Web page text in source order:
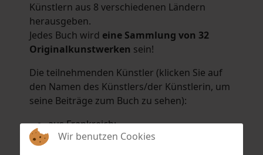
Künstlern aus 8 verschiedenen Ländern
herausgeben.
Jedes Buch wird eine Sammlung von 32
Originalkunstwerken sein!
Die teilnehmenden Künstler (klicken Sie auf
den Namen des Künstlers/der Künstlerin, um
seine Beiträge zum Buch zu sehen):
aus Frankreich:
Hélène Argo,Didier Bonnot
Wir benutzen Cookies